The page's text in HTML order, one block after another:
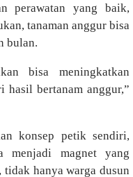
perawatan yang baik,
tanaman anggur bisa
bulan.
bisa meningkatkan
hasil bertanam anggur,”
konsep petik sendiri,
menjadi magnet yang
tidak hanya warga dusun